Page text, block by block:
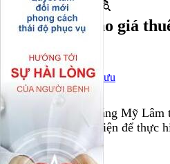
A+ |
Về việc mời báo giá
Tập tin đính kèm
Xem
Đọc bài Lưu
Bệnh viện Suối khoáng Mỹ Lâm
mềm quản lý bệnh viện để
tỉnh Tuyên Quang.